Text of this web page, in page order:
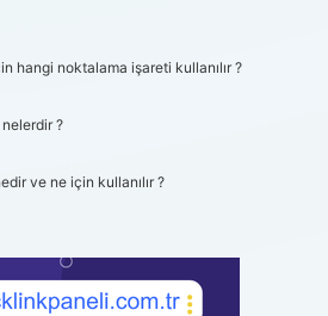
hangi noktalama işareti kullanılır ?
?
ve ne için kullanılır ?